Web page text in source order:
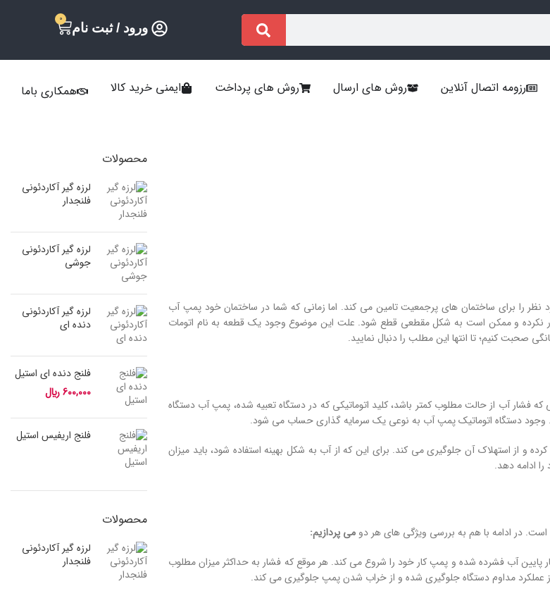
ورود / ثبت نام
0
رزومه اتصال آنلاین روش های ارسال روش های پرداخت ایمنی خرید کالا همکاری باما
را برای ساختمان های پرجمعیت تامین می کند. اما زمانی که شما در ساختمان خود پمپ آب
نکرده و ممکن است به شکل مقطعی قطع شود. علت این موضوع وجود یک قطعه به نام اتومات
صحبت کنیم؛ تا انتها این مطلب را دنبال نمایید.
آب از حالت مطلوب کمتر باشد، کلید اتوماتیکی که در دستگاه تعبیه شده، پمپ آب دستگاه
وجود دستگاه اتوماتیک پمپ آب به نوعی یک سرمایه گذاری حساب می شود.
از استهلاک آن جلوگیری می کند. برای این که از آب به شکل بهینه استفاده شود، باید میزان
ادامه دهد.
در ادامه با هم به بررسی ویژگی های هر دو می پردازیم:
آب فشرده شده و پمپ کار خود را شروع می کند. هر موقع که فشار به حداکثر میزان مطلوب
مداوم دستگاه جلوگیری شده و از خراب شدن پمپ جلوگیری می کند.
محصولات
لرزه گیر آکاردئونی
فلنجدار
لرزه گیر آکاردئونی
جوشی
لرزه گیر آکاردئونی
دنده ای
فلنج دنده ای استیل
600,000﷼
فلنج اریفیس استیل
محصولات
لرزه گیر آکاردئونی
فلنجدار